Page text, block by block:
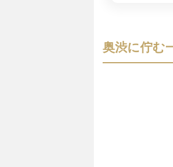
奥渋に佇む